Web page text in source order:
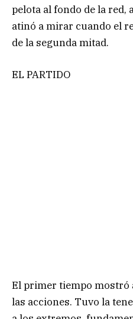
pelota al fondo de la red,
atinó a mirar cuando el
de la segunda mitad.
EL PARTIDO
El primer tiempo mostró
las acciones. Tuvo la